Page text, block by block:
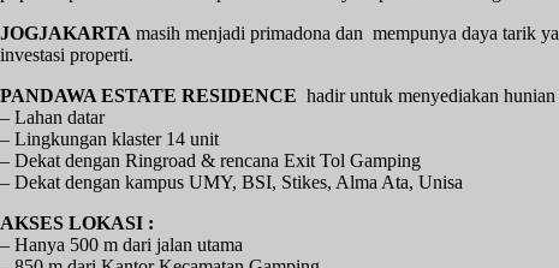
JOGJAKARTA masih menjadi primadona dan mempunya daya tarik
investasi properti.
PANDAWA ESTATE RESIDENCE hadir untuk menyediakan
– Lahan datar
– Lingkungan klaster 14 unit
– Dekat dengan Ringroad & rencana Exit Tol Gamping
– Dekat dengan kampus UMY, BSI, Stikes, Alma Ata, Unisa
AKSES LOKASI :
– Hanya 500 m dari jalan utama